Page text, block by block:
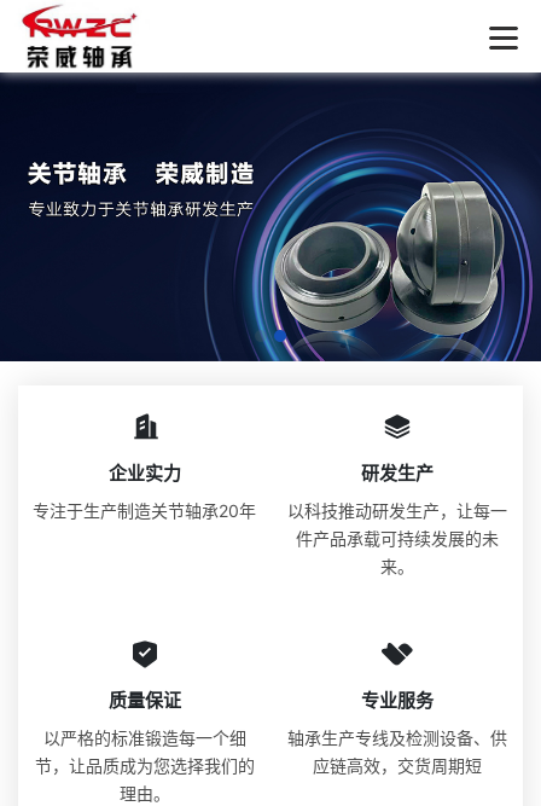
企业实力
专注于生产制造关节轴承20年
研发生产
以科技推动研发生产，让每一
件产品承载可持续发展的未
来。
质量保证
以严格的标准锻造每一个细
节，让品质成为您选择我们的
理由。
专业服务
轴承生产专线及检测设备、供
应链高效，交货周期短